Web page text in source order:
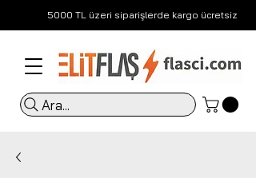
5000 TL üzeri siparişlerde kargo ücretsiz
Ara...